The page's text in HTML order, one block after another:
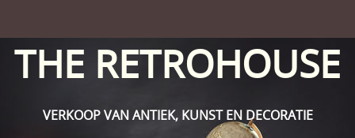
THE RETROHOUSE
VERKOOP VAN ANTIEK, KUNST EN DECORATIE